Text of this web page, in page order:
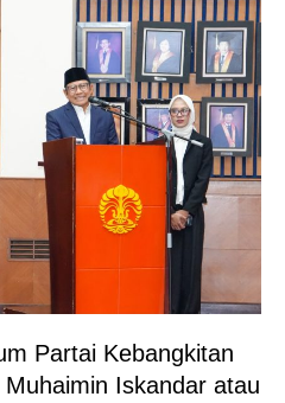
Partai Kebangkitan
Iskandar atau